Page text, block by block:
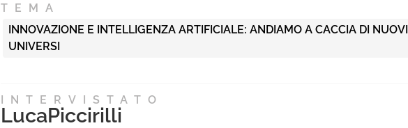
TEMA
INNOVAZIONE E INTELLIGENZA ARTIFICIALE: ANDIAMO A CACCIA DI NUOVI
UNIVERSI
INTERVISTATO
LucaPiccirilli